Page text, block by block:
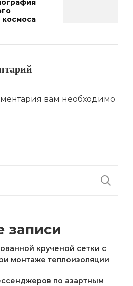
вам необходимо
записи
крученой сетки с
монтаже теплоизоляции
по азартным